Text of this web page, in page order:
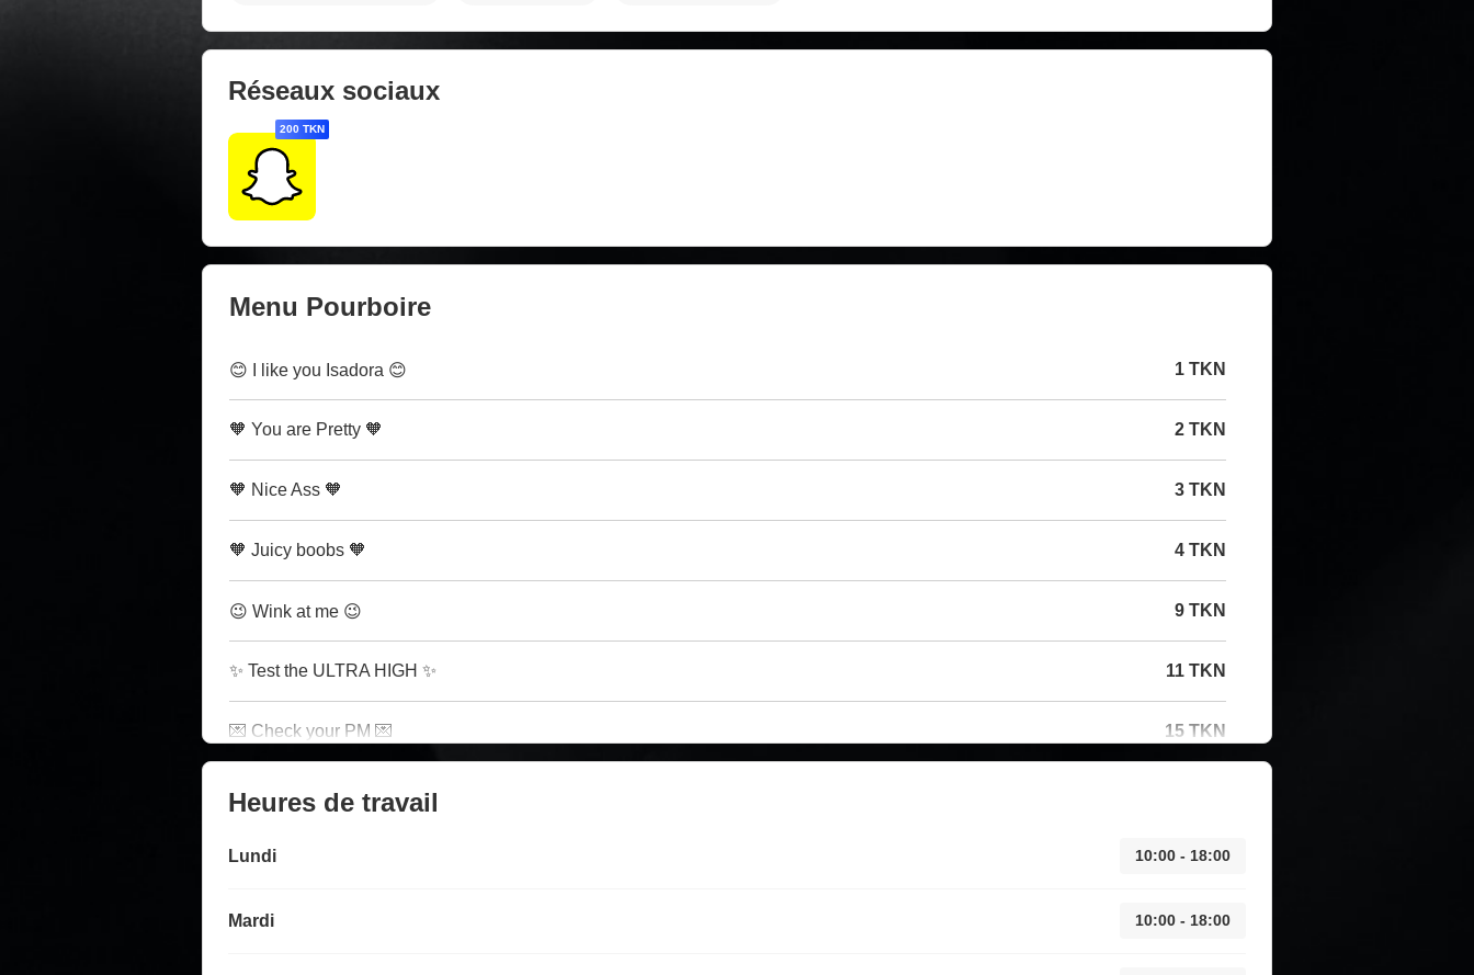
Réseaux sociaux
200 TKN
Menu Pourboire
😊 I like you Isadora 😊 1 TKN
🧡 You are Pretty 🧡 2 TKN
🧡 Nice Ass 🧡 3 TKN
🧡 Juicy boobs 🧡 4 TKN
😉 Wink at me 😉 9 TKN
✨ Test the ULTRA HIGH ✨ 11 TKN
💌 Check your PM 💌 15 TKN
Heures de travail
Lundi 10:00 - 18:00
Mardi 10:00 - 18:00